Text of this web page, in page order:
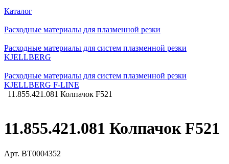
Каталог
Расходные материалы для плазменной резки
Расходные материалы для систем плазменной резки
KJELLBERG
Расходные материалы для систем плазменной резки
KJELLBERG F-LINE
11.855.421.081 Колпачок F521
11.855.421.081 Колпачок F521
Арт. BT0004352